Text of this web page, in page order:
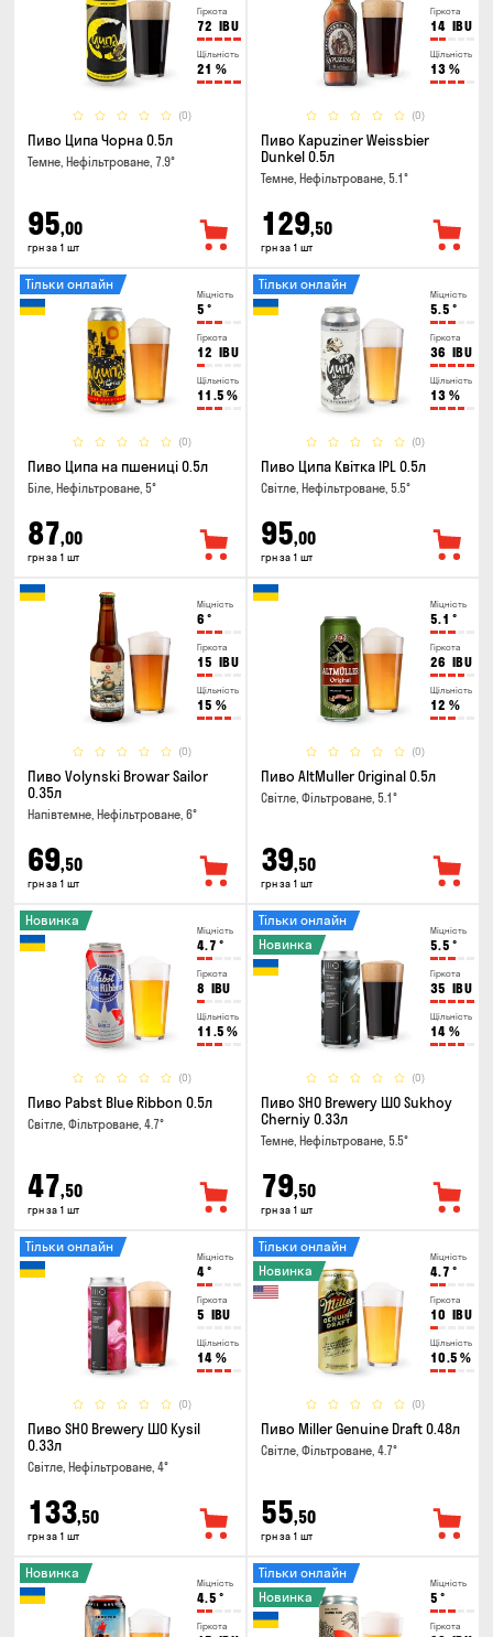
Гіркота
72 IBU
Щільність
21 %
(0)
Пиво Ципа Чорна 0.5л
Темне, Нефільтроване, 7.9°
95,00
грн за 1 шт
Гіркота
14 IBU
Щільність
13 %
(0)
Пиво Kapuziner Weissbier
Dunkel 0.5л
Темне, Нефільтроване, 5.1°
129,50
грн за 1 шт
Міцність
5 °
Гіркота
12 IBU
Щільність
11.5 %
(0)
Тільки онлайн
Пиво Ципа на пшениці 0.5л
Біле, Нефільтроване, 5°
87,00
грн за 1 шт
Міцність
5.5 °
Гіркота
36 IBU
Щільність
13 %
(0)
Тільки онлайн
Пиво Ципа Квітка IPL 0.5л
Світле, Нефільтроване, 5.5°
95,00
грн за 1 шт
Міцність
6 °
Гіркота
15 IBU
Щільність
15 %
(0)
Пиво Volynski Browar Sailor
0.35л
Напівтемне, Нефільтроване, 6°
69,50
грн за 1 шт
Міцність
5.1 °
Гіркота
26 IBU
Щільність
12 %
(0)
Пиво AltMuller Original 0.5л
Світле, Фільтроване, 5.1°
39,50
грн за 1 шт
Міцність
4.7 °
Гіркота
8 IBU
Щільність
11.5 %
(0)
Новинка
Пиво Pabst Blue Ribbon 0.5л
Світле, Фільтроване, 4.7°
47,50
грн за 1 шт
Міцність
5.5 °
Гіркота
35 IBU
Щільність
14 %
(0)
Тільки онлайн
Новинка
Пиво SHO Brewery ШО Sukhoy
Cherniy 0.33л
Темне, Нефільтроване, 5.5°
79,50
грн за 1 шт
Міцність
4°
Гіркота
5 IBU
Щільність
14 %
(0)
Тільки онлайн
Пиво SHO Brewery ШО Kysil
0.33л
Світле, Нефільтроване, 4°
133,50
грн за 1 шт
Міцність
4.7 °
Гіркота
10 IBU
Щільність
10.5 %
(0)
Тільки онлайн
Новинка
Пиво Miller Genuine Draft 0.48л
Світле, Фільтроване, 4.7°
55,50
грн за 1 шт
Міцність
4.5 °
Гіркота
Новинка
Міцність
5 °
Гіркота
Тільки онлайн
Новинка